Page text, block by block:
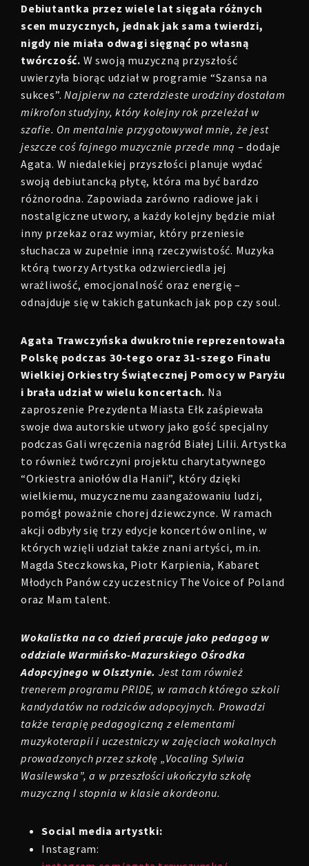
Debiutantka przez wiele lat sięgała różnych
scen muzycznych, jednak jak sama twierdzi,
nigdy nie miała odwagi sięgnąć po własną
twórczość. W swoją muzyczną przyszłość
uwierzyła biorąc udział w programie “Szansa na
sukces”.Najpierw na czterdzieste urodziny dostałam
mikrofon studyjny, który kolejny rok przeleżał w
szafie. On mentalnie przygotowywał mnie, że jest
jeszcze coś fajnego muzycznie przede mną – dodaje
Agata. W niedalekiej przyszłości planuje wydać
swoją debiutancką płytę, która ma być bardzo
różnorodna. Zapowiada zarówno radiowe jak i
nostalgiczne utwory, a każdy kolejny będzie miał
inny przekaz oraz wymiar, który przeniesie
słuchacza w zupełnie inną rzeczywistość. Muzyka
którą tworzy Artystka odzwierciedla jej
wrażliwość, emocjonalność oraz energię –
odnajduje się w takich gatunkach jak pop czy soul.
Agata Trawczyńska dwukrotnie reprezentowała
Polskę podczas 30-tego oraz 31-szego Finału
Wielkiej Orkiestry Świątecznej Pomocy w Paryżu
i brała udział w wielu koncertach. Na
zaproszenie Prezydenta Miasta Ełk zaśpiewała
swoje dwa autorskie utwory jako gość specjalny
podczas Gali wręczenia nagród Białej Lilii. Artystka
to również twórczyni projektu charytatywnego
“Orkiestra aniołów dla Hanii”, który dzięki
wielkiemu, muzycznemu zaangażowaniu ludzi,
pomógł poważnie chorej dziewczynce. W ramach
akcji odbyły się trzy edycje koncertów online, w
których wzięli udział także znani artyści, m.in.
Magda Steczkowska, Piotr Karpienia, Kabaret
Młodych Panów czy uczestnicy The Voice of Poland
oraz Mam talent.
Wokalistka na co dzień pracuje jako pedagog w
oddziale Warmińsko-Mazurskiego Ośrodka
Adopcyjnego w Olsztynie. Jest tam również
trenerem programu PRIDE, w ramach którego szkoli
kandydatów na rodziców adopcyjnych. Prowadzi
także terapię pedagogiczną z elementami
muzykoterapii i uczestniczy w zajęciach wokalnych
prowadzonych przez szkołę „Vocaling Sylwia
Wasilewska”, a w przeszłości ukończyła szkołę
muzyczną I stopnia w klasie akordeonu.
Social media artystki:
Instagram: